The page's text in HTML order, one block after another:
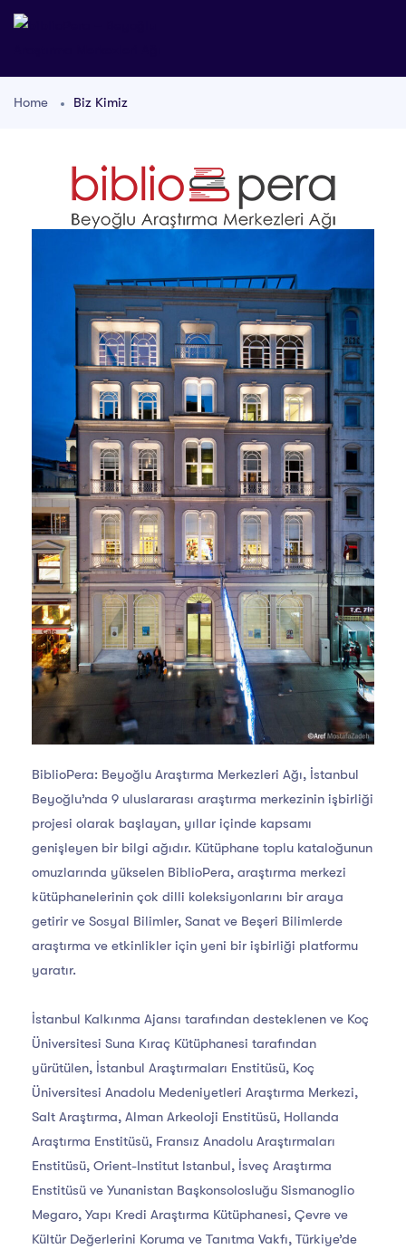
Home Biz Kimiz
BiblioPera: Beyoğlu Araştırma Merkezleri Ağı, İstanbul
Beyoğlu’nda 9 uluslararası araştırma merkezinin işbirliği
projesi olarak başlayan, yıllar içinde kapsamı
genişleyen bir bilgi ağıdır. Kütüphane toplu kataloğunun
omuzlarında yükselen BiblioPera, araştırma merkezi
kütüphanelerinin çok dilli koleksiyonlarını bir araya
getirir ve Sosyal Bilimler, Sanat ve Beşeri Bilimlerde
araştırma ve etkinlikler için yeni bir işbirliği platformu
yaratır.
İstanbul Kalkınma Ajansı tarafından desteklenen ve Koç
Üniversitesi Suna Kıraç Kütüphanesi tarafından
yürütülen, İstanbul Araştırmaları Enstitüsü, Koç
Üniversitesi Anadolu Medeniyetleri Araştırma Merkezi,
Salt Araştırma, Alman Arkeoloji Enstitüsü, Hollanda
Araştırma Enstitüsü, Fransız Anadolu Araştırmaları
Enstitüsü, Orient-Institut Istanbul, İsveç Araştırma
Enstitüsü ve Yunanistan Başkonsolosluğu Sismanoglio
Megaro, Yapı Kredi Araştırma Kütüphanesi, Çevre ve
Kültür Değerlerini Koruma ve Tanıtma Vakfı, Türkiye’de